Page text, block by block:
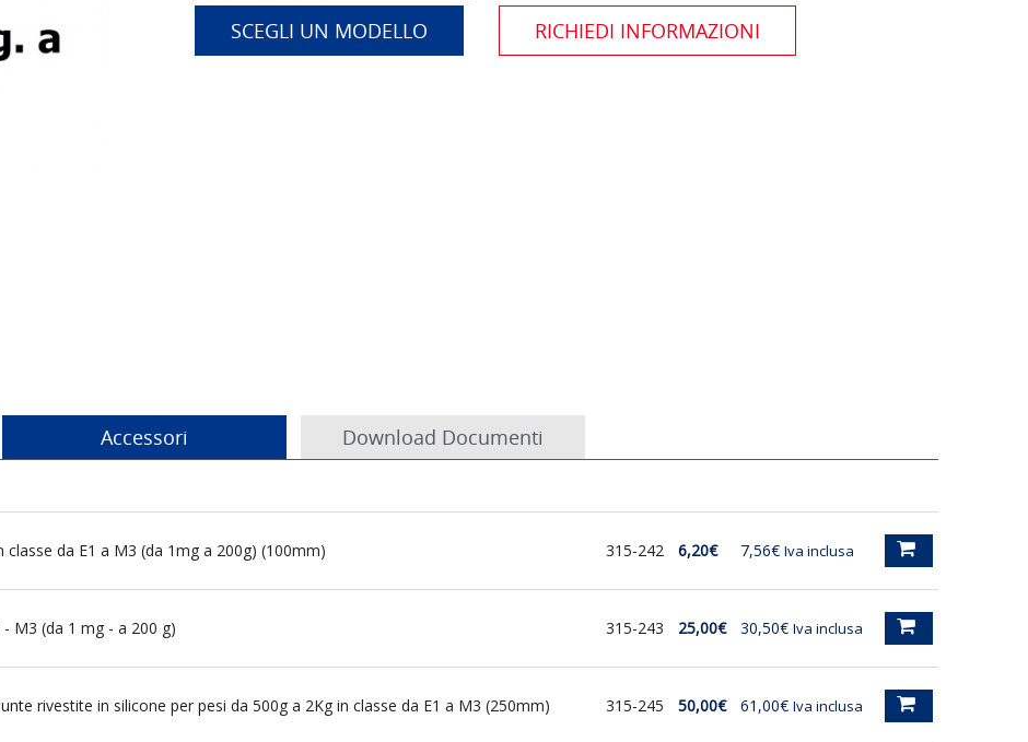
SCEGLI UN MODELLO
Accessori Download Documenti
da E1 a M3 (da 1mg a 200g) (100mm) 315-242 6,20€ 7,56€ Iva inclusa
M3 (da 1 mg - a 200 g) 315-243 25,00€ 30,50€ Iva inclusa
rivestite in silicone per pesi da 500g a 2Kg in classe da E1 a M3 (250mm) 315-245 50,00€ 61,00€ Iva inclusa